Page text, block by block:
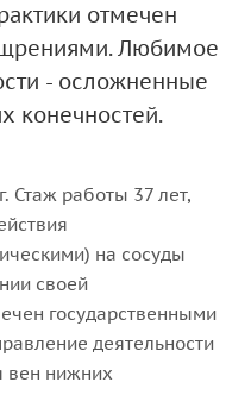
отмечен
Любимое
- осложненные
конечностей.
Стаж работы 37 лет,
на сосуды
своей
государственными
деятельности
вен нижних